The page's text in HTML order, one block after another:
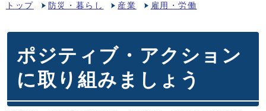
トップ 防災・暮らし 産業 雇用・労働
ポジティブ・アクション
に取り組みましょう